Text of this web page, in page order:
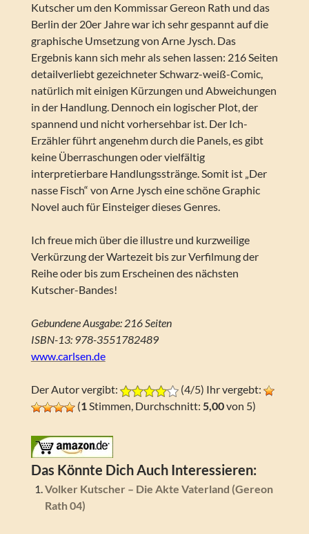
Kutscher um den Kommissar Gereon Rath und das
Berlin der 20er Jahre war ich sehr gespannt auf die
graphische Umsetzung von Arne Jysch. Das
Ergebnis kann sich mehr als sehen lassen: 216 Seiten
detailverliebt gezeichneter Schwarz-weiß-Comic,
natürlich mit einigen Kürzungen und Abweichungen
in der Handlung. Dennoch ein logischer Plot, der
spannend und nicht vorhersehbar ist. Der Ich-
Erzähler führt angenehm durch die Panels, es gibt
keine Überraschungen oder vielfältig
interpretierbare Handlungsstränge. Somit ist „Der
nasse Fisch“ von Arne Jysch eine schöne Graphic
Novel auch für Einsteiger dieses Genres.
Ich freue mich über die illustre und kurzweilige
Verkürzung der Wartezeit bis zur Verfilmung der
Reihe oder bis zum Erscheinen des nächsten
Kutscher-Bandes!
Gebundene Ausgabe: 216 Seiten
ISBN-13: 978-3551782489
www.carlsen.de
Der Autor vergibt:
(4/5) Ihr vergebt:
(1Stimmen, Durchschnitt: 5,00von 5)
Das Könnte Dich Auch Interessieren:
Volker Kutscher – Die Akte Vaterland (Gereon
Rath 04)